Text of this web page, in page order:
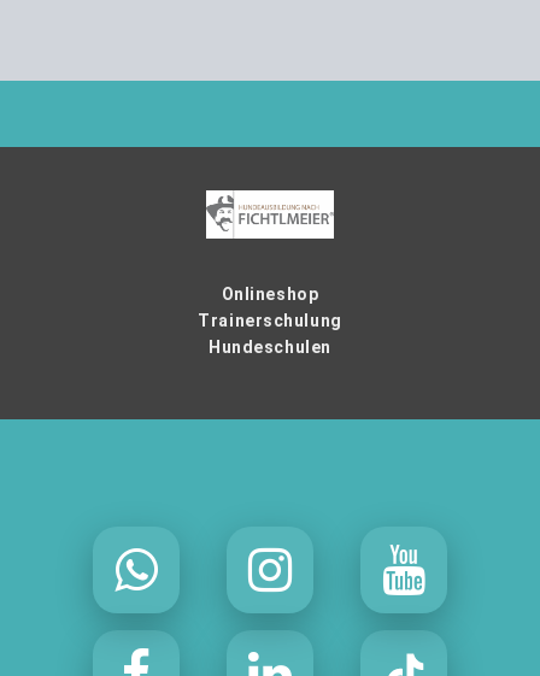
Onlineshop
Trainerschulung
Hundeschulen